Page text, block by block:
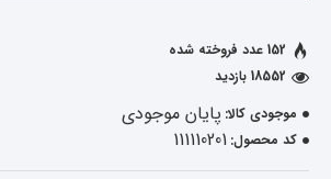
موجودی کالا: پایان موجودی
کد محصول: 111110201
152 عدد فروخته شده
18552 بازدید